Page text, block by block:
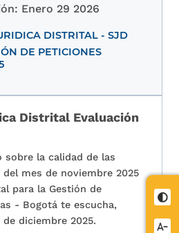
Enero 29 2026
DISTRITAL - SJD
DE PETICIONES
Distrital Evaluación
sobre la calidad de las
mes de noviembre 2025
para la Gestión de
- Bogotá te escucha,
diciembre 2025.